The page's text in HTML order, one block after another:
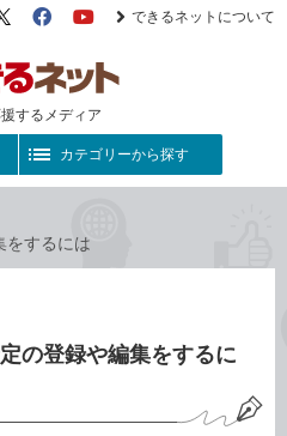
するメディア
X（旧
FacebookYouTube
できるネットについて
カテゴリーから探す
をするには
の登録や編集をするに